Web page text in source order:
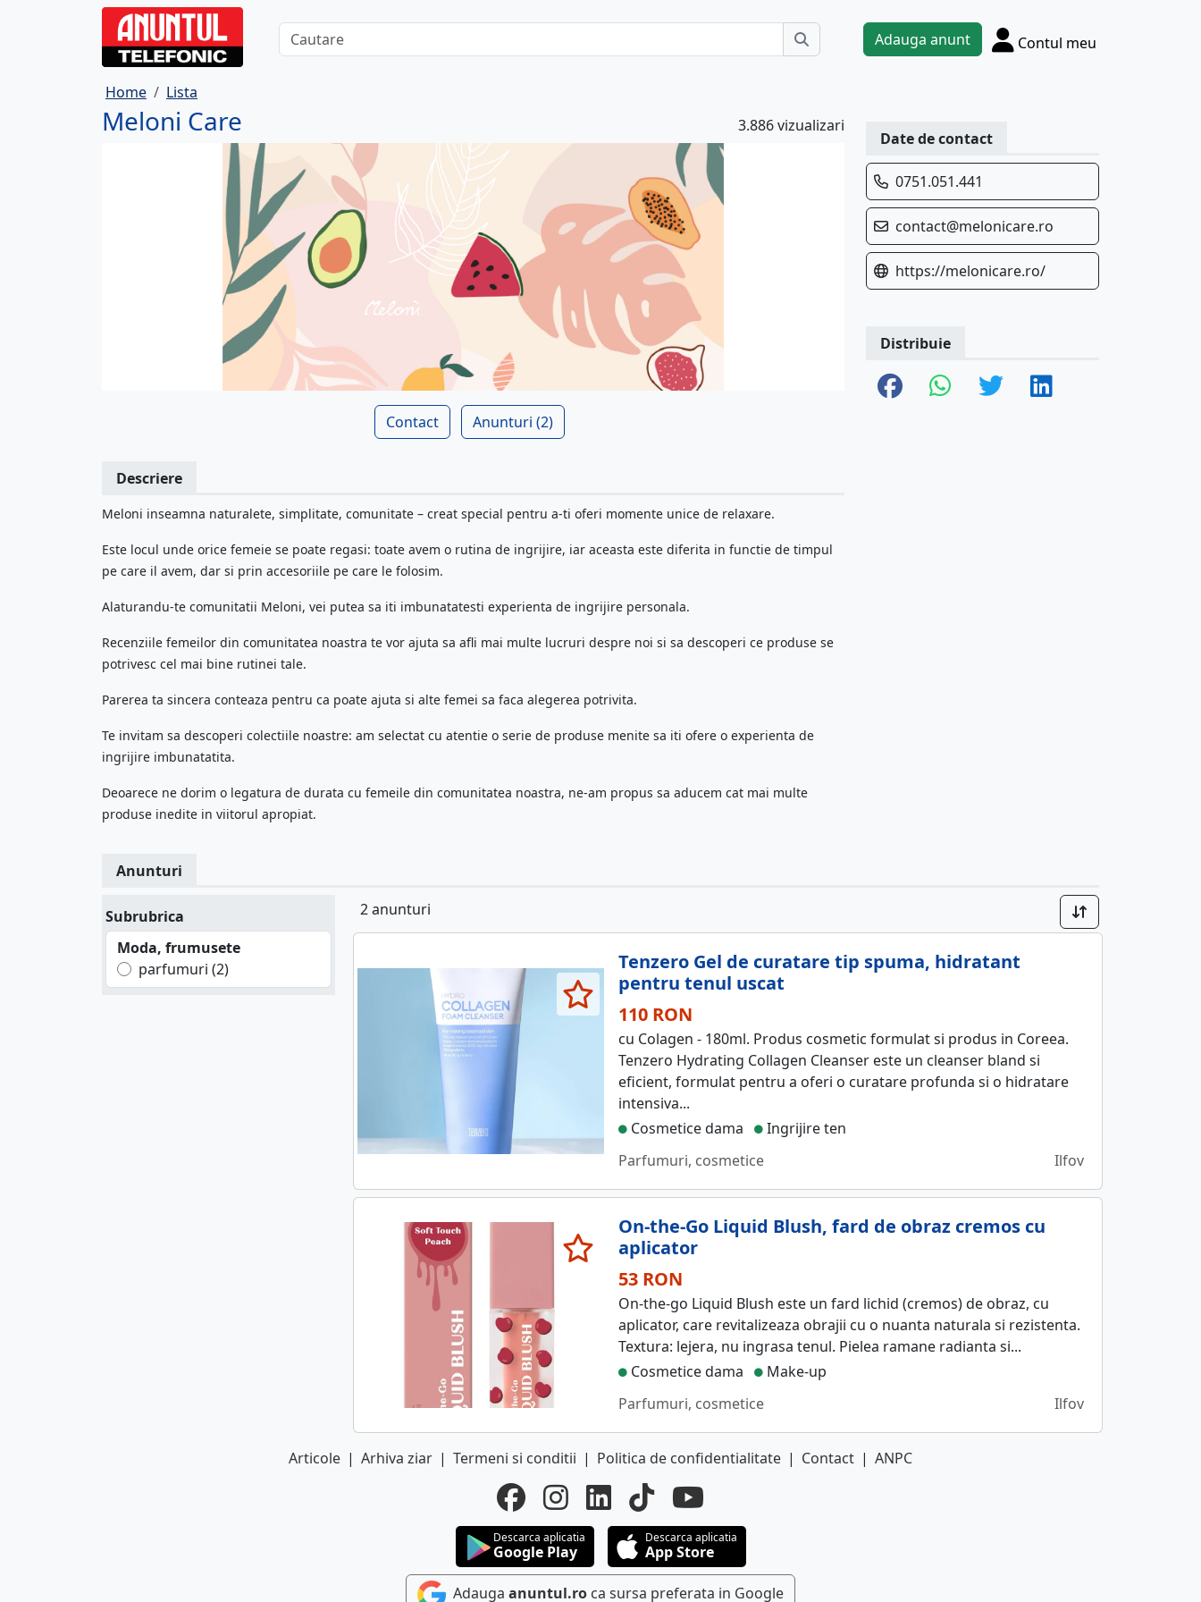
Adauga anunt Contul meu
Home Lista
Meloni Care 3.886 vizualizari
Contact Anunturi (2)
Descriere
Meloni inseamna naturalete, simplitate, comunitate – creat special pentru a-ti oferi momente unice de relaxare.
Este locul unde orice femeie se poate regasi: toate avem o rutina de ingrijire, iar aceasta este diferita in functie de timpul
pe care il avem, dar si prin accesoriile pe care le folosim.
Alaturandu-te comunitatii Meloni, vei putea sa iti imbunatatesti experienta de ingrijire personala.
Recenziile femeilor din comunitatea noastra te vor ajuta sa afli mai multe lucruri despre noi si sa descoperi ce produse se
potrivesc cel mai bine rutinei tale.
Parerea ta sincera conteaza pentru ca poate ajuta si alte femei sa faca alegerea potrivita.
Te invitam sa descoperi colectiile noastre: am selectat cu atentie o serie de produse menite sa iti ofere o experienta de
ingrijire imbunatatita.
Deoarece ne dorim o legatura de durata cu femeile din comunitatea noastra, ne-am propus sa aducem cat mai multe
produse inedite in viitorul apropiat.
Date de contact
0751.051.441
contact@melonicare.ro
https://melonicare.ro/
Distribuie
Anunturi
Subrubrica
Moda, frumusete
parfumuri (2)
2 anunturi
Tenzero Gel de curatare tip spuma, hidratant
pentru tenul uscat
110 RON
cu Colagen - 180ml. Produs cosmetic formulat si produs in Coreea.
Tenzero Hydrating Collagen Cleanser este un cleanser bland si
eficient, formulat pentru a oferi o curatare profunda si o hidratare
intensiva...
Cosmetice dama
Ingrijire ten
Parfumuri, cosmetice
Ilfov
On-the-Go Liquid Blush, fard de obraz cremos cu
aplicator
53 RON
On-the-go Liquid Blush este un fard lichid (cremos) de obraz, cu
aplicator, care revitalizeaza obrajii cu o nuanta naturala si rezistenta.
Textura: lejera, nu ingrasa tenul. Pielea ramane radianta si...
Cosmetice dama
Make-up
Parfumuri, cosmetice
Ilfov
Articole | Arhiva ziar | Termeni si conditii | Politica de confidentialitate | Contact | ANPC
Descarca aplicatia
Google Play
Descarca aplicatia
App Store
Adauga anuntul.ro ca sursa preferata in Google